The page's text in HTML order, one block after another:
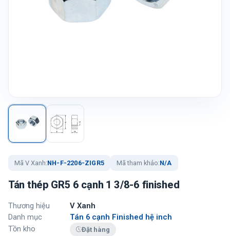
Mã V Xanh:NH-F-2206-ZIGR5 Mã tham khảo:N/A
Tán thép GR5 6 cạnh 1 3/8-6 finished
Thương hiệu
V Xanh
Danh mục
Tán 6 cạnh Finished hệ inch
Tồn kho
Đặt hàng